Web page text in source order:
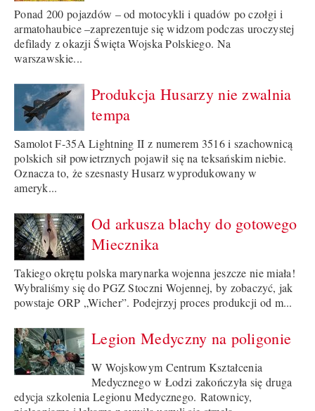
Ponad 200 pojazdów – od motocykli i quadów po czołgi i
armatohaubice –zaprezentuje się widzom podczas uroczystej
defilady z okazji Święta Wojska Polskiego. Na
warszawskie...
Produkcja Husarzy nie zwalnia
tempa
Samolot F-35A Lightning II z numerem 3516 i szachownicą
polskich sił powietrznych pojawił się na teksańskim niebie.
Oznacza to, że szesnasty Husarz wyprodukowany w
ameryk...
Od arkusza blachy do gotowego
Miecznika
Takiego okrętu polska marynarka wojenna jeszcze nie miała!
Wybraliśmy się do PGZ Stoczni Wojennej, by zobaczyć, jak
powstaje ORP „Wicher”. Podejrzyj proces produkcji od m...
Legion Medyczny na poligonie
W Wojskowym Centrum Kształcenia
Medycznego w Łodzi zakończyła się druga
edycja szkolenia Legionu Medycznego. Ratownicy,